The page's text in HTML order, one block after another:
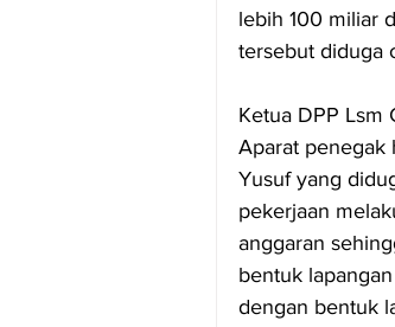
lebih 100 miliar
tersebut diduga
Ketua DPP Lsm
Aparat penegak
Yusuf yang
pekerjaan
anggaran
bentuk
dengan bentuk